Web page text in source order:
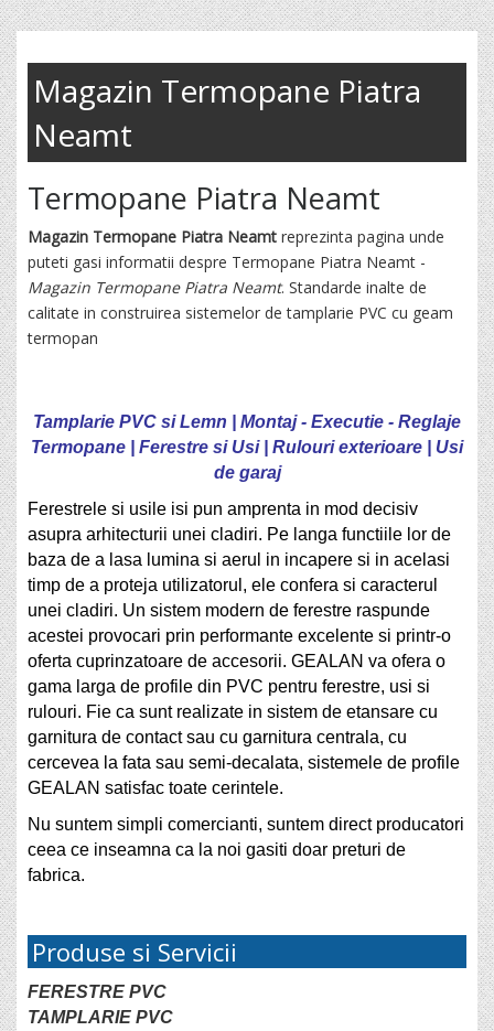
Magazin Termopane Piatra
Neamt
Termopane Piatra Neamt
Magazin Termopane Piatra Neamt reprezinta pagina unde
puteti gasi informatii despre Termopane Piatra Neamt -
Magazin Termopane Piatra Neamt. Standarde inalte de
calitate in construirea sistemelor de tamplarie PVC cu geam
termopan
Tamplarie PVC si Lemn | Montaj - Executie - Reglaje
Termopane | Ferestre si Usi | Rulouri exterioare | Usi
de garaj
Ferestrele si usile isi pun amprenta in mod decisiv
asupra arhitecturii unei cladiri. Pe langa functiile lor de
baza de a lasa lumina si aerul in incapere si in acelasi
timp de a proteja utilizatorul, ele confera si caracterul
unei cladiri. Un sistem modern de ferestre raspunde
acestei provocari prin performante excelente si printr-o
oferta cuprinzatoare de accesorii. GEALAN va ofera o
gama larga de profile din PVC pentru ferestre, usi si
rulouri. Fie ca sunt realizate in sistem de etansare cu
garnitura de contact sau cu garnitura centrala, cu
cercevea la fata sau semi-decalata, sistemele de profile
GEALAN satisfac toate cerintele.
Nu suntem simpli comercianti, suntem direct producatori
ceea ce inseamna ca la noi gasiti doar preturi de
fabrica.
Produse si Servicii
FERESTRE PVC
TAMPLARIE PVC